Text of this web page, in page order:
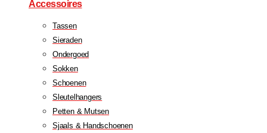
Accessoires
Tassen
Sieraden
Ondergoed
Sokken
Schoenen
Sleutelhangers
Petten & Mutsen
Sjaals & Handschoenen